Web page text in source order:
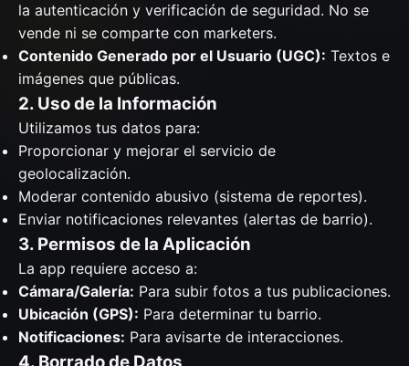
la autenticación y verificación de seguridad. No se
vende ni se comparte con marketers.
Contenido Generado por el Usuario (UGC): Textos e
imágenes que públicas.
2. Uso de la Información
Utilizamos tus datos para:
Proporcionar y mejorar el servicio de
geolocalización.
Moderar contenido abusivo (sistema de reportes).
Enviar notificaciones relevantes (alertas de barrio).
3. Permisos de la Aplicación
La app requiere acceso a:
Cámara/Galería: Para subir fotos a tus publicaciones.
Ubicación (GPS): Para determinar tu barrio.
Notificaciones: Para avisarte de interacciones.